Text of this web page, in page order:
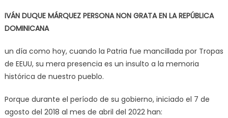
IVÁN DUQUE MÁRQUEZ PERSONA NON GRATA EN LA REPÚBLICA
DOMINICANA
un día como hoy, cuando la Patria fue mancillada por Tropas
de EEUU, su mera presencia es un insulto a la memoria
histórica de nuestro pueblo.
Porque durante el período de su gobierno, iniciado el 7 de
agosto del 2018 al mes de abril del 2022 han: